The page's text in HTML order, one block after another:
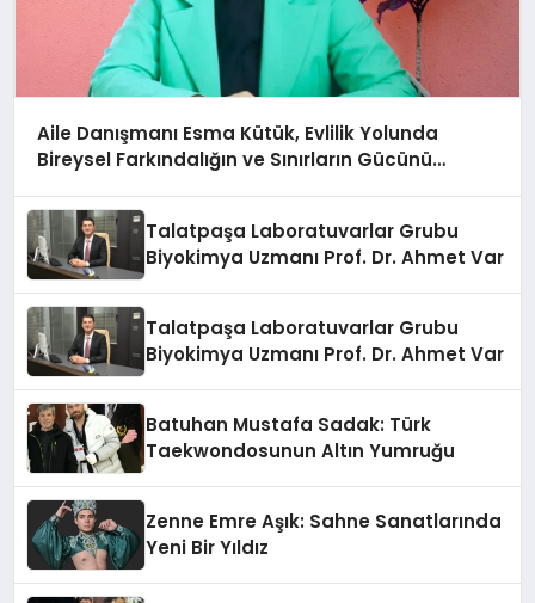
Aile Danışmanı Esma Kütük, Evlilik Yolunda
Bireysel Farkındalığın ve Sınırların Gücünü
Talatpaşa Laboratuvarlar Grubu
Biyokimya Uzmanı Prof. Dr. Ahmet Var
Talatpaşa Laboratuvarlar Grubu
Biyokimya Uzmanı Prof. Dr. Ahmet Var
Batuhan Mustafa Sadak: Türk
Taekwondosunun Altın Yumruğu
Zenne Emre Aşık: Sahne Sanatlarında
Yeni Bir Yıldız